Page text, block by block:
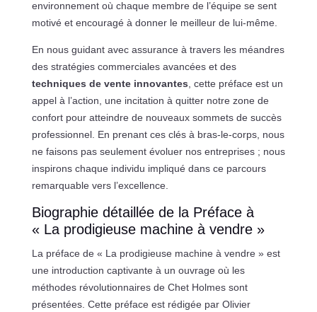
environnement où chaque membre de l’équipe se sent
motivé et encouragé à donner le meilleur de lui-même.
En nous guidant avec assurance à travers les méandres
des stratégies commerciales avancées et des
techniques de vente innovantes , cette préface est un
appel à l’action, une incitation à quitter notre zone de
confort pour atteindre de nouveaux sommets de succès
professionnel. En prenant ces clés à bras-le-corps, nous
ne faisons pas seulement évoluer nos entreprises ; nous
inspirons chaque individu impliqué dans ce parcours
remarquable vers l’excellence.
Biographie détaillée de la Préface à
« La prodigieuse machine à vendre »
La préface de « La prodigieuse machine à vendre » est
une introduction captivante à un ouvrage où les
méthodes révolutionnaires de Chet Holmes sont
présentées. Cette préface est rédigée par Olivier